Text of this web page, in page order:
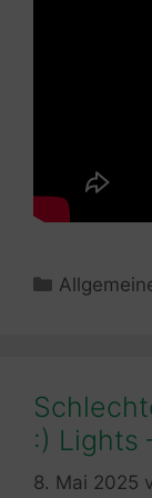
:) Lights
8. Mai 2025